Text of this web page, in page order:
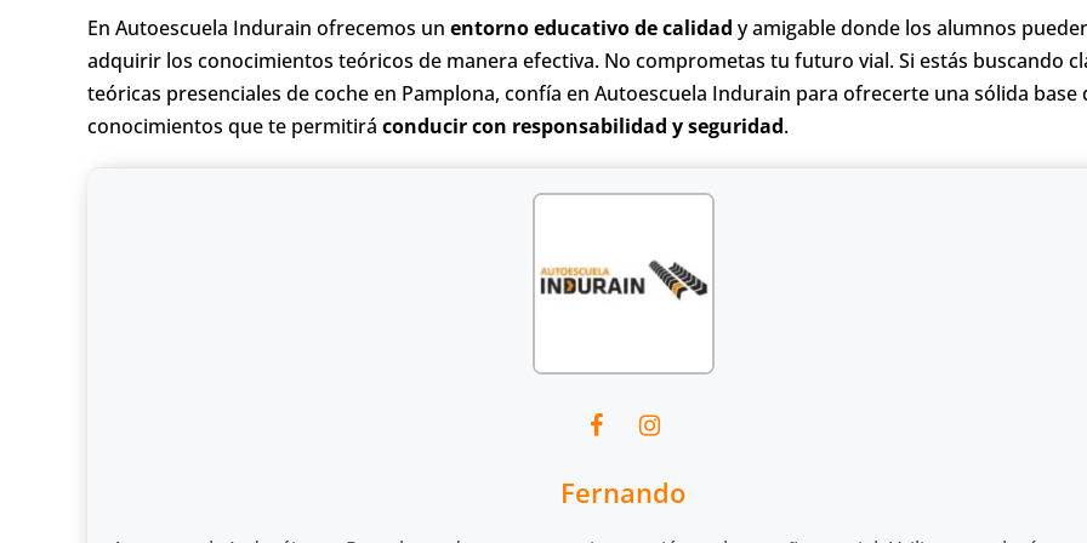
En Autoescuela Indurain ofrecemos un entorno educativo de calidad y amigable donde los alumnos
adquirir los conocimientos teóricos de manera efectiva. No comprometas tu futuro vial. Si estás buscando
teóricas presenciales de coche en Pamplona, confía en Autoescuela Indurain para ofrecerte una sólida base
conocimientos que te permitirá conducir con responsabilidad y seguridad.
Fernando